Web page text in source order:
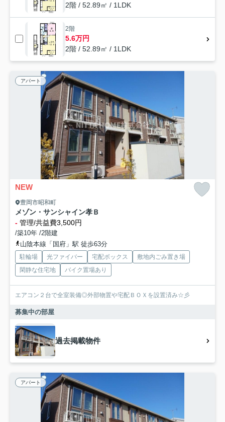
2階 / 52.89㎡ / 1LDK
2階
5.6万円
2階 / 52.89㎡ / 1LDK
アパート
NEW
豊岡市昭和町
メゾン・サンシャイン孝Ｂ
- 管理/共益費3,500円
/築10年 /2階建
山陰本線「国府」駅 徒歩63分
駐輪場 光ファイバー 宅配ボックス
敷地内ごみ置き場
閑静な住宅地
バイク置場あり
エアコン２台で全室装備◎外部物置や宅配ＢＯＸを設置済み☆彡
募集中の部屋
過去掲載物件
アパート